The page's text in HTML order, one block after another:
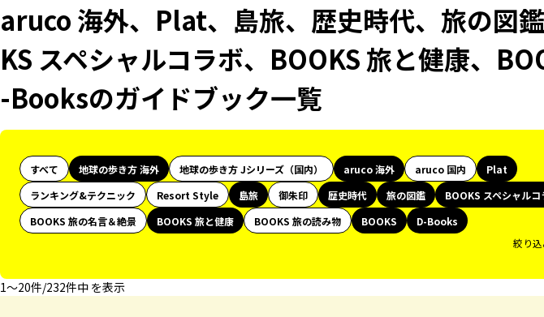
aruco 海外、Plat、島旅、歴史時代、旅の図
KS スペシャルコラボ、BOOKS 旅と健康、
-Booksのガイドブック一覧
すべて 地球の歩き方 海外 地球の歩き方 Jシリーズ（国内） aruco 海外 aruco 国内
Plat
ランキング&テクニック
Resort Style 島旅 御朱印 歴史時代 旅の図鑑
BOOKS スペシャルコ
BOOKS 旅の名言＆絶景
BOOKS 旅と健康 BOOKS 旅の読み物 BOOKS
D-Books
絞り
1〜20件/232件中 を表示